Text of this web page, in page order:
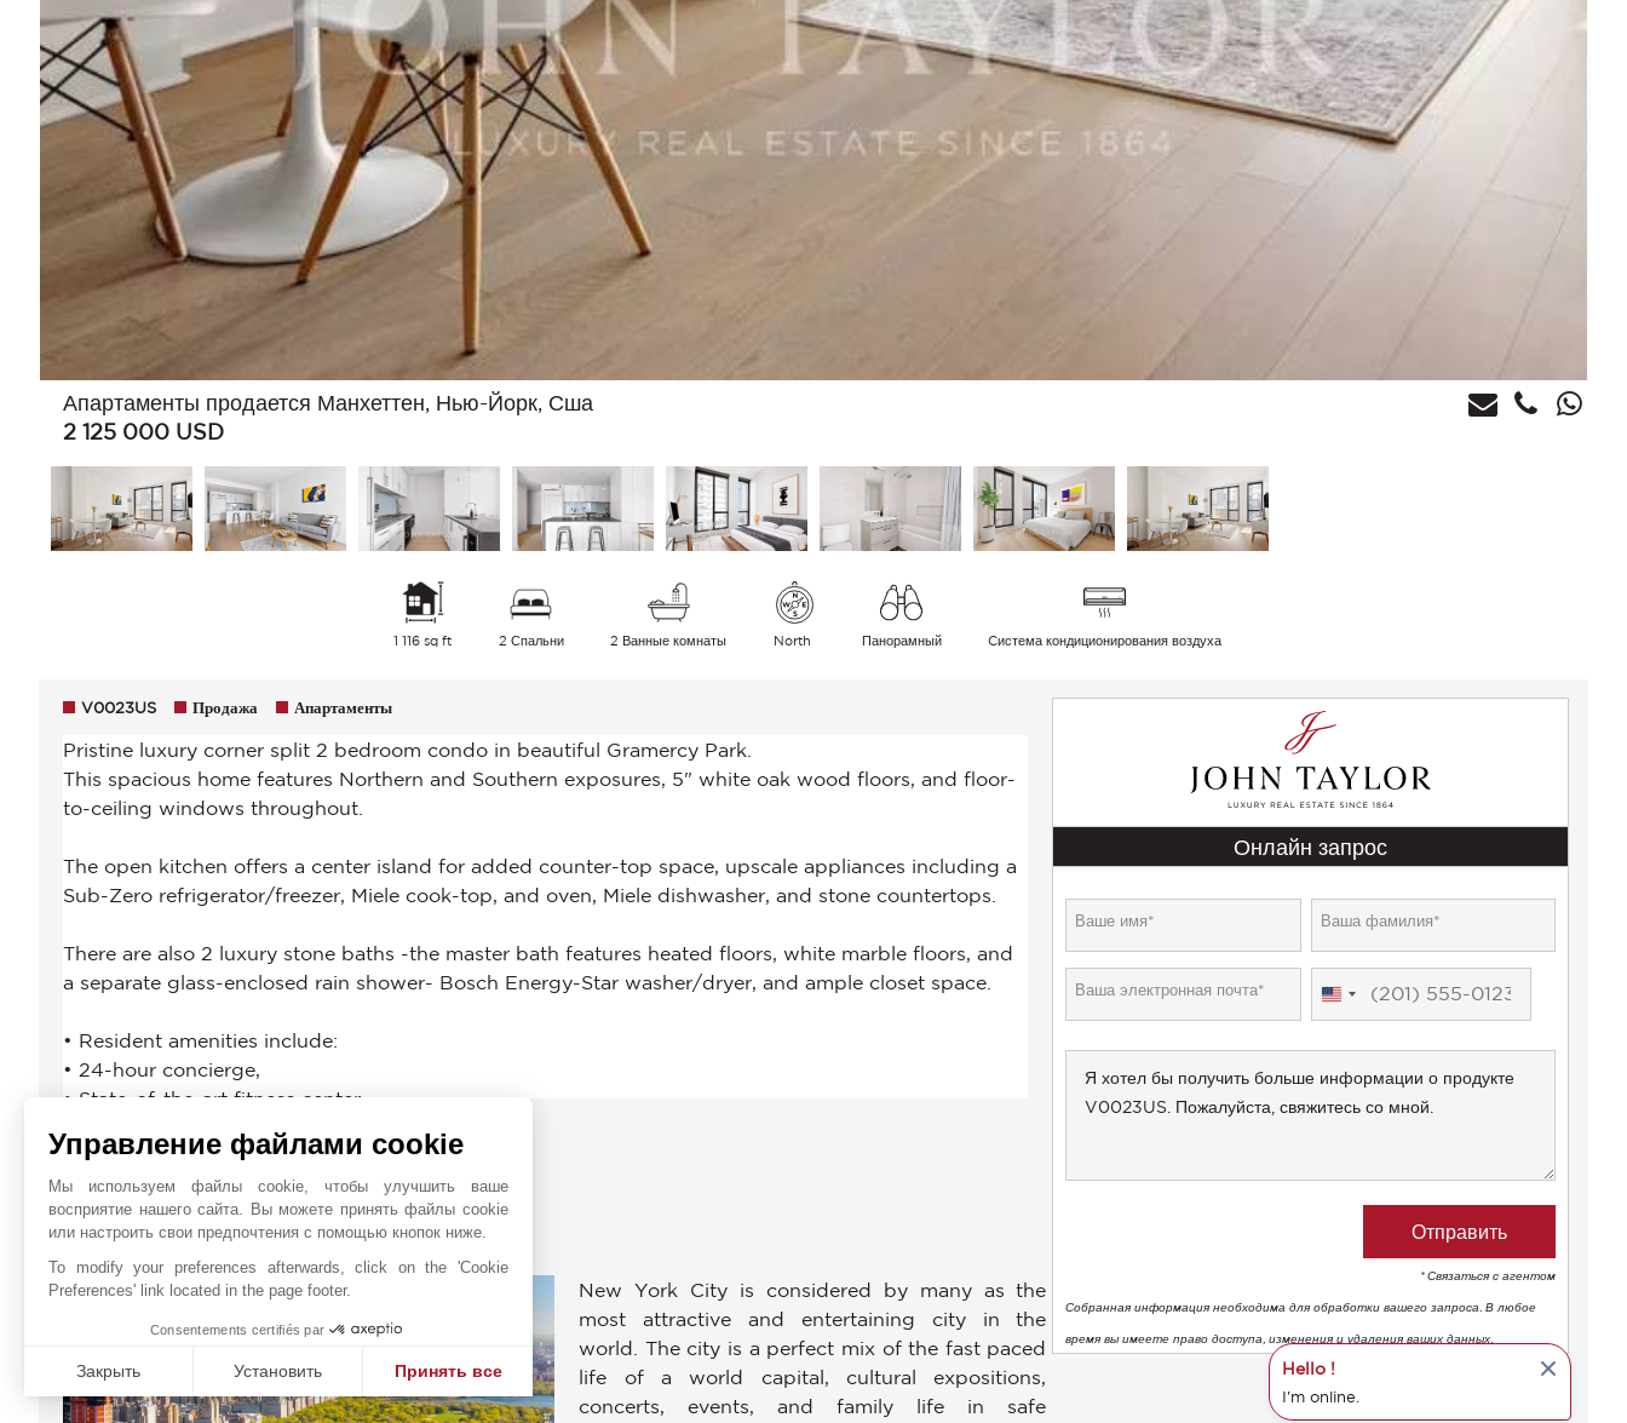
Апартаменты продается Манхеттен, Нью-Йорк, Сша
2 125 000 USD
1 116 sq ft 2 Спальни 2 Ванные комнаты North Панорамный Cистема кондиционирования воздуха
V0023US Продажа Апартаменты
НЬЮ-ЙОРК
New York City is considered by many as the
most attractive and entertaining city in the
world. The city is a perfect mix of the fast paced
life of a world capital, cultural expositions,
concerts, events, and family life in safe
Онлайн запрос
United
* Связаться с агентом
Собранная информация необходима для обработки вашего запроса. В любое
время вы имеете право доступа, изменения и удаления ваших данных.
Hello !
I'm online.
Управление файлами cookie
Мы используем файлы cookie, чтобы улучшить ваше
восприятие нашего сайта. Вы можете принять файлы cookie
или настроить свои предпочтения с помощью кнопок ниже.
To modify your preferences afterwards, click on the 'Cookie
Preferences' link located in the page footer.
Consentements certifiés par
Закрыть Установить Принять все
Axeptio consent
Платформа управления согласием: настройте свои параметры